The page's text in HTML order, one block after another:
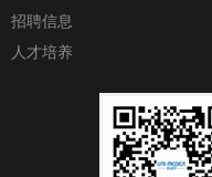
招聘信息
人才培养